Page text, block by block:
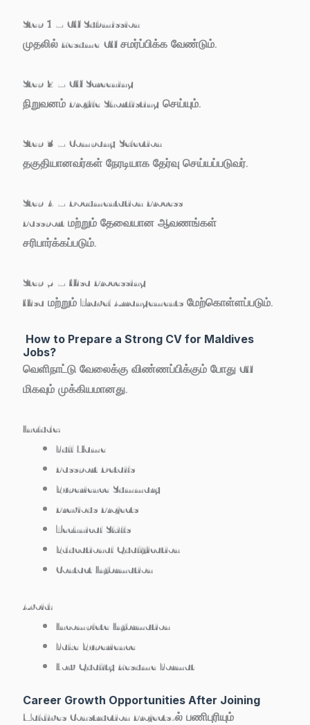
Step 1 – CV Submission
முதலில் Resume/CV சமர்ப்பிக்க வேண்டும்.
Step 2 – CV Screening
நிறுவனம் Profile Shortlisting செய்யும்.
Step 3 – Company Selection
தகுதியானவர்கள் நேரடியாக தேர்வு செய்யப்படுவர்.
Step 4 – Documentation Process
Passport மற்றும் தேவையான ஆவணங்கள்
சரிபார்க்கப்படும்.
Step 5 – Visa Processing
Visa மற்றும் Travel Arrangements மேற்கொள்ளப்படும்.
How to Prepare a Strong CV for Maldives
Jobs?
வெளிநாட்டு வேலைக்கு விண்ணப்பிக்கும் போது CV
மிகவும் முக்கியமானது.
Include:
Full Name
Passport Details
Experience Summary
Previous Projects
Technical Skills
Educational Qualification
Contact Information
Avoid:
Incomplete Information
Fake Experience
Low Quality Resume Format
Career Growth Opportunities After Joining
Maldives Construction Projects-ல் பணிபுரியும்